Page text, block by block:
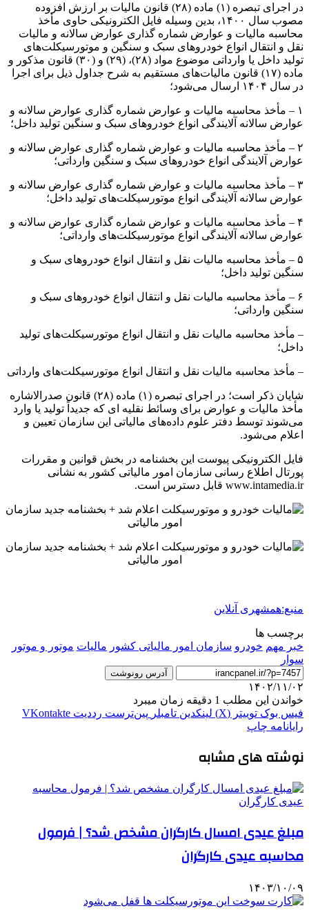
در اجرای تبصره (۱) ماده (۲۸) قانون مالیات بر ارزش افزوده
مصوب سال ۱۴۰۰، بدین وسیله فایل الکترونیکی حاوی مأخذ
محاسبه مالیات و عوارض شماره گذاری عوارض سالانه و مالیات
نقل و انتقال انواع خودروهای سبک و سنگین و موتورسیکلت‌های
تولید داخل یا وارداتی موضوع مواد (۲۸)، (۲۹) و (۳۰) قانون مذکور و
ماده (۱۷) قانون مالیات‌های مستقیم به شرح جداول ذیل برای اجرا
در سال ۱۴۰۴ ارسال می‌شود؛
۱ – مأخذ محاسبه مالیات و عوارض شماره گذاری عوارض سالانه و
عوارض سالانه آلایندگی انواع خودروهای سبک و سنگین تولید داخل؛
۲ – مأخذ محاسبه مالیات و عوارض شماره گذاری عوارض سالانه و
عوارض آلایندگی انواع خودروهای سبک و سنگین وارداتی؛
٣ – مأخذ محاسبه مالیات و عوارض شماره گذاری عوارض سالانه و
عوارض سالانه آلایندگی انواع موتورسیکلت‌های تولید داخل؛
۴ – مأخذ محاسبه مالیات و عوارض شماره گذاری عوارض سالانه و
عوارض سالانه آلایندگی انواع موتورسیکلت‌های وارداتی؛
۵ – مأخذ محاسبه مالیات نقل و انتقال انواع خودروهای سبک و
سنگین تولید داخل؛
۶ – مأخذ محاسبه مالیات نقل و انتقال انواع خودروهای سبک و
سنگین وارداتی؛
– مأخذ محاسبه مالیات نقل و انتقال انواع موتورسیکلت‌های تولید
داخل؛
– مأخذ محاسبه مالیات نقل و انتقال انواع موتورسیکلت‌های وارداتی
شایان ذکر است؛ در اجرای تبصره (۱) ماده (۲۸) قانون صدرالاشاره
مأخذ مالیات و عوارض برای وسائط نقلیه ای که جدیداً تولید یا وارد
می‌شوند توسط دفتر علوم داده‌های مالیاتی این سازمان تعیین و
اعلام می‌شود.
فایل الکترونیکی پیوست این بخشنامه در بخش قوانین و مقررات
پورتال اطلاع رسانی سازمان امور مالیاتی کشور به نشانی
www.intamedia.ir قابل دسترس است.
منبع:همشهری آنلاین
برچسب ها
خبر مهم خودرو سازمان امور مالیاتی کشور مالیات موتور و موتور
سوار
آدرس رونوشت
۱۴۰۲/۱۱/۰۲
خواندن این مطلب 1 دقیقه زمان میبرد
فیس بوک توییتر (X) لینکدین ‫تامبلر ‫پین‌ترست ‫رددیت ‫VKontakte
رایانامه چاپ
نوشته های مشابه
مبلغ عیدی امسال کارگران مشخص شد؟ | فرمول
محاسبه عیدی کارگران
۱۴۰۳/۱۰/۰۹